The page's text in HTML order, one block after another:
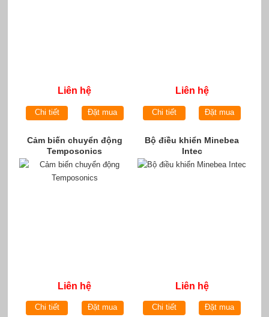
Liên hệ
Chi tiết Đặt mua
Liên hệ
Chi tiết Đặt mua
Cảm biến chuyển động
Temposonics
Liên hệ
Chi tiết Đặt mua
Bộ điều khiển Minebea
Intec
Liên hệ
Chi tiết Đặt mua